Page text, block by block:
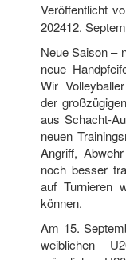
Veröffentlicht
202412.
Neue Saison –
neue
Wir
der
aus Schacht-
neuen
Angriff,
noch besser
auf Turnieren
können.
Am 15.
weiblichen